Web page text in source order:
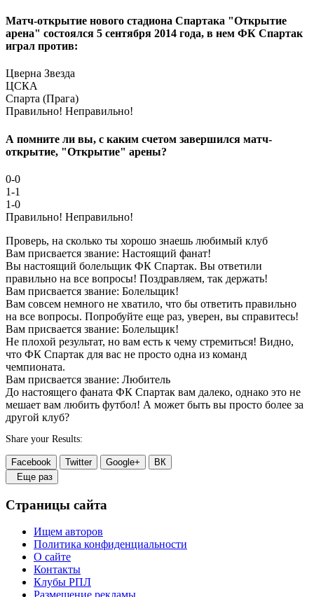
Матч-открытие нового стадиона Спартака "Открытие
арена" состоялся 5 сентября 2014 года, в нем ФК Спартак
играл против:
Цверна Звезда
ЦСКА
Спарта (Прага)
Правильно! Неправильно!
А помните ли вы, с каким счетом завершился матч-
открытие, "Открытие" арены?
0-0
1-1
1-0
Правильно! Неправильно!
Проверь, на сколько ты хорошо знаешь любимый клуб
Вам присвается звание: Настоящий фанат!
Вы настоящий болельщик ФК Спартак. Вы ответили
правильно на все вопросы! Поздравляем, так держать!
Вам присвается звание: Болельщик!
Вам совсем немного не хватило, что бы ответить правильно
на все вопросы. Попробуйте еще раз, уверен, вы справитесь!
Вам присвается звание: Болельщик!
Не плохой результат, но вам есть к чему стремиться! Видно,
что ФК Спартак для вас не просто одна из команд
чемпионата.
Вам присвается звание: Любитель
До настоящего фаната ФК Спартак вам далеко, однако это не
мешает вам любить футбол! А может быть вы просто более за
другой клуб?
Share your Results:
Facebook Twitter Google+
ВК
Еще раз
Страницы сайта
Ищем авторов
Политика конфиденциальности
О сайте
Контакты
Клубы РПЛ